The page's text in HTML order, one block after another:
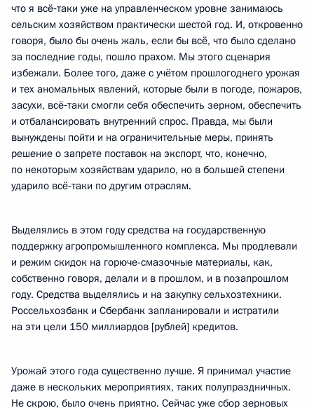
что я всё‑таки уже на управленческом уровне занимаюсь
сельским хозяйством практически шестой год. И, откровенно
говоря, было бы очень жаль, если бы всё, что было сделано
за последние годы, пошло прахом. Мы этого сценария
избежали. Более того, даже с учётом прошлогоднего урожая
и тех аномальных явлений, которые были в погоде, пожаров,
засухи, всё‑таки смогли себя обеспечить зерном, обеспечить
и отбалансировать внутренний спрос. Правда, мы были
вынуждены пойти и на ограничительные меры, принять
решение о запрете поставок на экспорт, что, конечно,
по некоторым хозяйствам ударило, но в большей степени
ударило всё‑таки по другим отраслям.
Выделялись в этом году средства на государственную
поддержку агропромышленного комплекса. Мы продлевали
и режим скидок на горюче-смазочные материалы, как,
собственно говоря, делали и в прошлом, и в позапрошлом
году. Средства выделялись и на закупку сельхозтехники.
Россельхозбанк и Сбербанк запланировали и истратили
на эти цели 150 миллиардов [рублей] кредитов.
Урожай этого года существенно лучше. Я принимал участие
даже в нескольких мероприятиях, таких полупраздничных.
Не скрою, было очень приятно. Сейчас уже сбор зерновых